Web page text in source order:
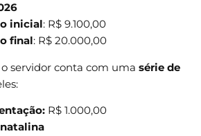
inicial: R$ 9.100,00
final: R$ 20.000,00
o servidor conta com uma série de
R$ 1.000,00